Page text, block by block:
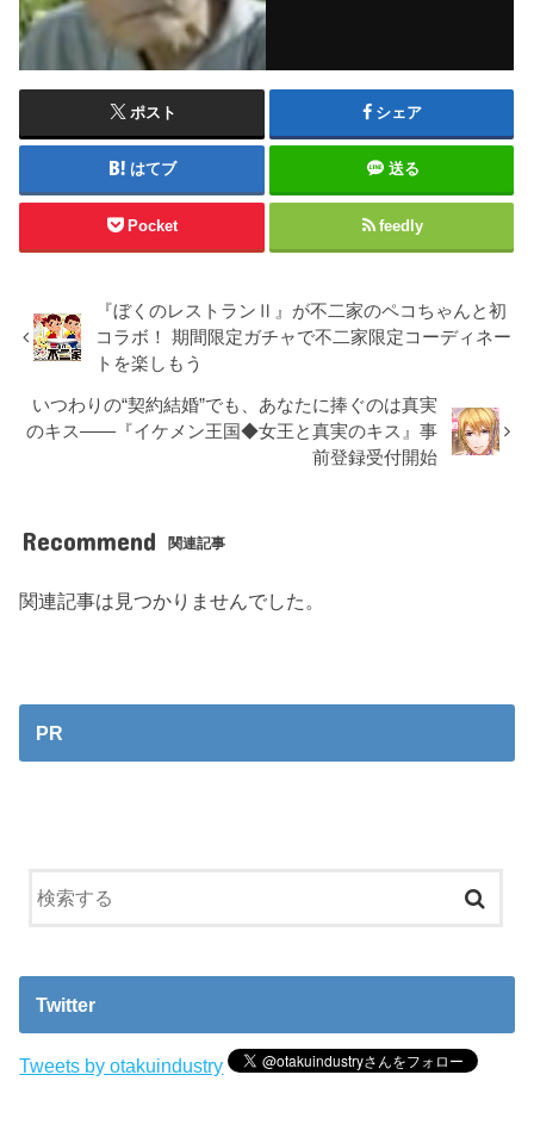
ポスト シェア
はてブ 送る
Pocket feedly
『ぼくのレストランⅡ』が不二家のペコちゃんと初
コラボ！ 期間限定ガチャで不二家限定コーディネー
トを楽しもう
いつわりの“契約結婚”でも、あなたに捧ぐのは真実
のキス――『イケメン王国◆女王と真実のキス』事
前登録受付開始
Recommend 関連記事
関連記事は見つかりませんでした。
PR
Twitter
Tweets by otakuindustry